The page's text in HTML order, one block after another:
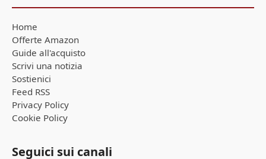
Home
Offerte Amazon
Guide all'acquisto
Scrivi una notizia
Sostienici
Feed RSS
Privacy Policy
Cookie Policy
Seguici sui canali